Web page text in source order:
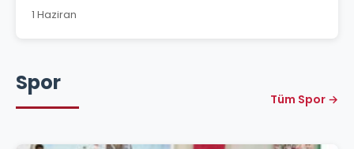
1 Haziran
Spor
Tüm Spor →